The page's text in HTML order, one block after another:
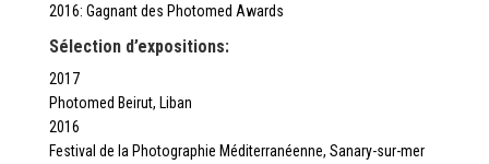
2016: Gagnant des Photomed Awards
Sélection d’expositions:
2017
Photomed Beirut, Liban
2016
Festival de la Photographie Méditerranéenne, Sanary-sur-mer